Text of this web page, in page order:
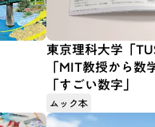
東京理科大学「
「MIT教授から
「すごい数字」
ムック本